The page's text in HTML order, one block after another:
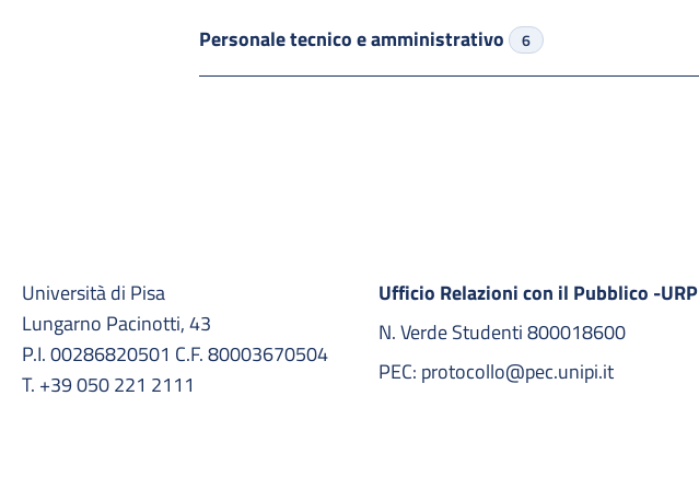
Personale tecnico e amministrativo 6
Università di Pisa
Lungarno Pacinotti, 43
P.I. 00286820501 C.F. 80003670504
T. +39 050 221 2111
Ufficio Relazioni con il Pubblico -URP
N. Verde Studenti 800018600​
PEC: protocollo@pec.unipi.it